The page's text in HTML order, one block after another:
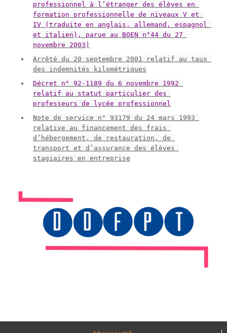
professionnel à l’étranger des élèves en
formation professionnelle de niveaux V et
IV (traduite en anglais, allemand, espagnol
et italien), parue au BOEN n°44 du 27
novembre 2003)
Arrêté du 20 septembre 2001 relatif au taux
des indemnités kilométriques
Décret n° 92-1189 du 6 novembre 1992
relatif au statut particulier des
professeurs de lycée professionnel
Note de service n° 93179 du 24 mars 1993
relative au financement des frais
d’hébergement, de restauration, de
transport et d’assurance des élèves
stagiaires en entreprise